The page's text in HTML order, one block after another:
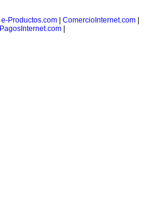
e-Productos.com ComercioInternet.com
PagosInternet.com